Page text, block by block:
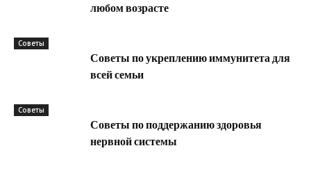
любом возрасте
Советы
Советы по укреплению иммунитета для
всей семьи
Советы
Советы по поддержанию здоровья
нервной системы